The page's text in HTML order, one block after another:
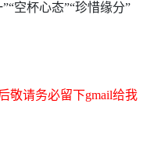
空杯心态”“珍惜缘分”
敬请务必留下gmail给我